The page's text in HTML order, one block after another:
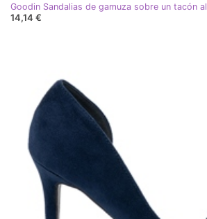
Goodin Sandalias de gamuza sobre un tacón
14,14 €